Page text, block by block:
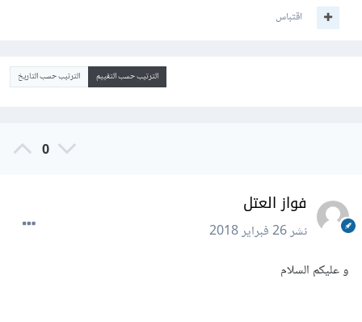
اقتباس
الترتيب حسب التقييم الترتيب حسب التاريخ
0
فواز العتل
نشر26 فبراير 2018
و عليكم السلام